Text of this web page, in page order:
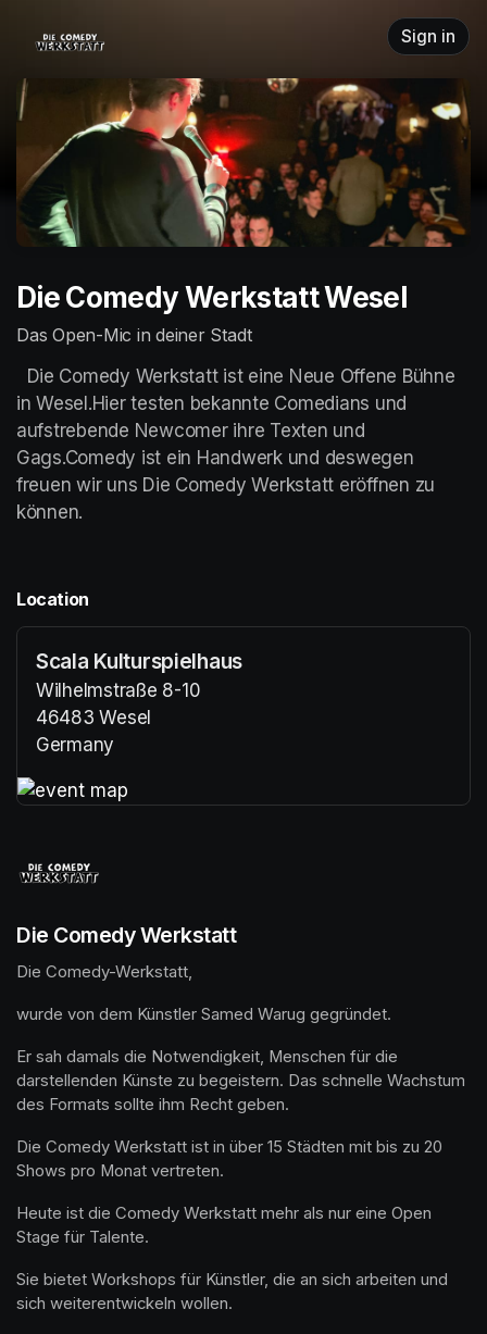
Sign in
Die Comedy Werkstatt Wesel
Das Open-Mic in deiner Stadt
in Wesel.Hier testen bekannte Comedians und
aufstrebende Newcomer ihre Texten und
Gags.Comedy ist ein Handwerk und deswegen
freuen wir uns Die Comedy Werkstatt eröffnen zu
können.
Location
Scala Kulturspielhaus
Wilhelmstraße 8-10
46483 Wesel
Germany
Die Comedy Werkstatt
Die Comedy-Werkstatt,
wurde von dem Künstler Samed Warug gegründet.
Er sah damals die Notwendigkeit, Menschen für die
darstellenden Künste zu begeistern. Das schnelle Wachstum
des Formats sollte ihm Recht geben.
Die Comedy Werkstatt ist in über 15 Städten mit bis zu 20
Shows pro Monat vertreten.
Heute ist die Comedy Werkstatt mehr als nur eine Open
Stage für Talente.
Sie bietet Workshops für Künstler, die an sich arbeiten und
sich weiterentwickeln wollen.